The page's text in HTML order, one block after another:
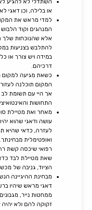
השתדלי לא להגיע
או בלילה, וכן דאגי
למדי מראש את
המנהגים וקוד
אלא שהנוכחות שלך
להתלבש בצניעות
במידה ויש צורך או
דרכיהם.
כשאת מגיעה למקום
המקום תוכלנה
אך היי עם תשומת לב
התחושות
מאחר ואת מטיילת
עושה ודאגי שהוא
לעזרה, כדאי שהיא
ואופטימלית
רפואי שיכסה קשת
שאת מטיילת לבד
הציוד, גניבה של
מבחינת ההיגיינה
דאגי מראש שיהיו
ממחטות נייר,
זקוקה להם ולא